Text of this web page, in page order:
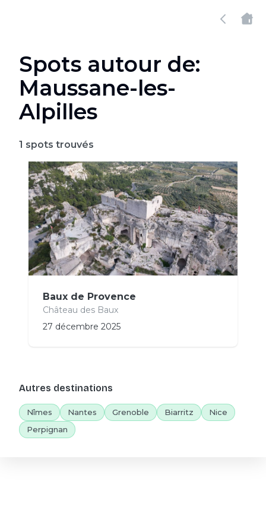
Spots autour de:
Maussane-les-
Alpilles
1 spots trouvés
Baux de Provence
Château des Baux
27 décembre 2025
Autres destinations
Nîmes Nantes Grenoble Biarritz
Nice
Perpignan